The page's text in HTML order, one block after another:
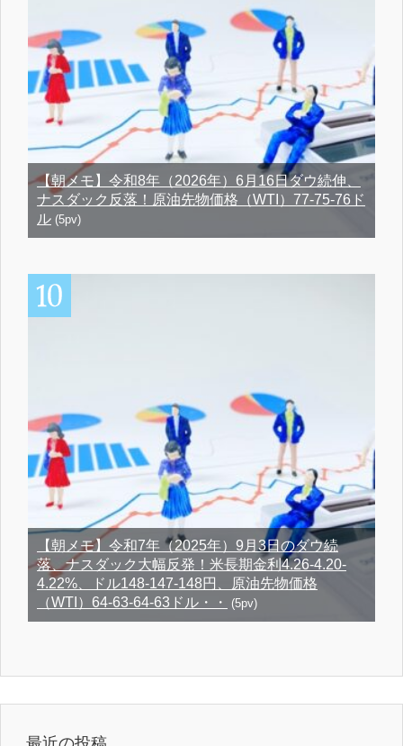
【朝メモ】令和8年（2026年）6月16日ダウ続伸、
ナスダック反落！原油先物価格（WTI）77-75-76ド
ル (5pv)
【朝メモ】令和7年（2025年）9月3日のダウ続
落、ナスダック大幅反発！米長期金利4.26-4.20-
4.22%、ドル148-147-148円、原油先物価格
（WTI）64-63-64-63ドル・・
(5pv)